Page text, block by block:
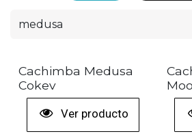
+ COLORES
Cachimba Medusa
Cokev
Ver producto